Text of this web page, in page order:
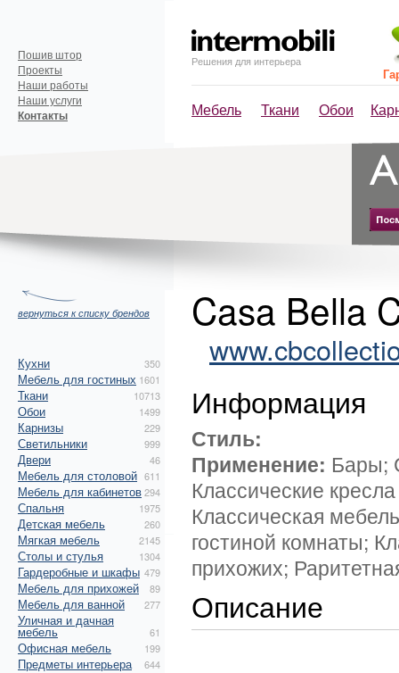
Решения для интерьера
Мебель Ткани Обои
Пошив штор
Проекты
Наши работы
Наши услуги
Контакты
вернуться к списку брендов
Кухни 350
Мебель для гостиных 1601
Ткани 10713
Обои 1499
Карнизы 229
Светильники 999
Двери 46
Мебель для столовой 611
Мебель для кабинетов294
Спальня 1975
Детская мебель 260
Мягкая мебель 2145
Столы и стулья 1304
Гардеробные и шкафы 479
Мебель для прихожей 89
Мебель для ванной 277
Уличная и дачная
мебель 61
Офисная мебель 199
Предметы интерьера 644
Casa Bella
Информация
Стиль:
Применение: Бары;
Классические
Классическая
гостиной комнаты;
прихожих;
Описание